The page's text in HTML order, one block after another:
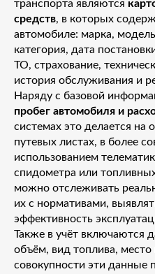
транспорта являются
средств, в которых
автомобиле: марка,
категория, дата
ТО, страхование,
история обслуживания и
Наряду с базовой
пробег автомобиля и
системах это делается на
путевых листах, в более
использованием
спидометра или
можно отслеживать
их с нормативами,
эффективность
Также в учёт включаются
объём, вид топлива,
совокупности эти данные